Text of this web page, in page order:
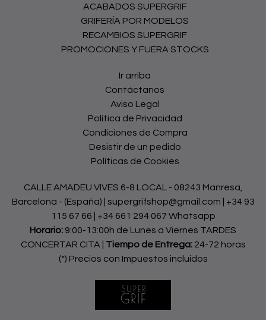
ACABADOS SUPERGRIF
GRIFERÍA POR MODELOS
RECAMBIOS SUPERGRIF
PROMOCIONES Y FUERA STOCKS
Ir arriba
Contáctanos
Aviso Legal
Política de Privacidad
Condiciones de Compra
Desistir de un pedido
Políticas de Cookies
CALLE AMADEU VIVES 6-8 LOCAL - 08243 Manresa,
Barcelona - (España) | supergrifshop@gmail.com | +34 93
115 67 66
+34 661 294 067 Whatsapp
Horario: 9:00-13:00h de Lunes a Viernes TARDES
CONCERTAR CITA | Tiempo de Entrega: 24-72 horas
(*) Precios con Impuestos incluidos